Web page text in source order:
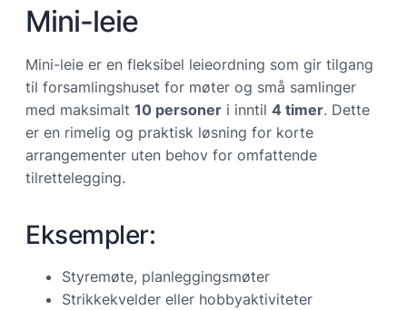
Mini-leie
Mini-leie er en fleksibel leieordning som gir tilgang
til forsamlingshuset for møter og små samlinger
med maksimalt 10 personer i inntil 4 timer. Dette
er en rimelig og praktisk løsning for korte
arrangementer uten behov for omfattende
tilrettelegging.
Eksempler:
Styremøte, planleggingsmøter
Strikkekvelder eller hobbyaktiviteter